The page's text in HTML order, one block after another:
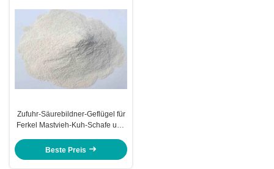
Zufuhr-Säurebildner-Geflügel für
Ferkel Mastvieh-Kuh-Schafe und
Beste Preis